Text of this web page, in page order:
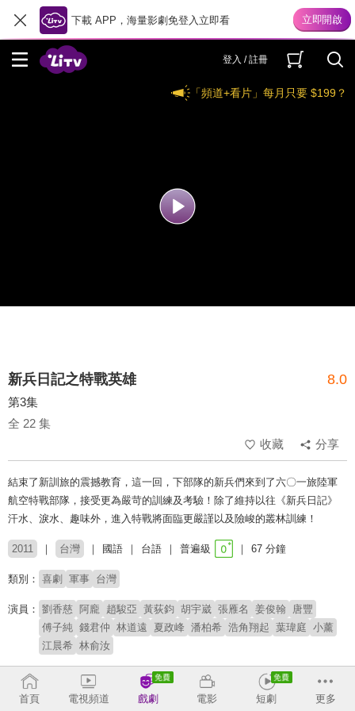
下載 APP，海量影劇免登入立即看
登入 / 註冊
「頻道+看片」每月只要 $199？
新兵日記之特戰英雄 8.0
第3集
全 22 集
收藏
分享
結束了新訓旅的震撼教育，這一回，下部隊的新兵們來到了六〇一旅陸軍
航空特戰部隊，接受更為嚴苛的訓練及考驗！除了維持以往《新兵日記》
汗水、淚水、趣味外，進入特戰將面臨更嚴謹以及險峻的叢林訓練！
2011 台灣 國語 台語 普遍級 67 分鐘
類別： 喜劇 軍事 台灣
演員： 劉香慈 阿龐 趙駿亞 黃荻鈞 胡宇崴 張雁名 姜俊翰
唐豐
傅子純 錢君仲 林道遠 夏政峰 潘柏希 浩角翔起 葉瑋庭 小薰
江晨希 林俞汝
導演： 張藝騰
首頁 電視頻道 戲劇 電影 短劇 更多